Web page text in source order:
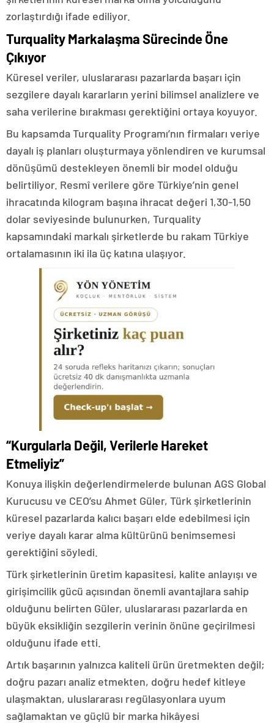
zorlaştırdığı ifade ediliyor.
Turquality Markalaşma Sürecinde Öne
Çıkıyor
Küresel veriler, uluslararası pazarlarda başarı için
sezgilere dayalı kararların yerini bilimsel analizlere ve
saha verilerine bırakması gerektiğini ortaya koyuyor.
Bu kapsamda Turquality Programı’nın firmaları veriye
dayalı iş planları oluşturmaya yönlendiren ve kurumsal
dönüşümü destekleyen önemli bir model olduğu
belirtiliyor. Resmî verilere göre Türkiye’nin genel
ihracatında kilogram başına ihracat değeri 1,30-1,50
dolar seviyesinde bulunurken, Turquality
kapsamındaki markalı şirketlerde bu rakam Türkiye
ortalamasının iki ila üç katına ulaşıyor.
“Kurgularla Değil, Verilerle Hareket
Etmeliyiz”
Konuya ilişkin değerlendirmelerde bulunan AGS Global
Kurucusu ve CEO’su Ahmet Güler, Türk şirketlerinin
küresel pazarlarda kalıcı başarı elde edebilmesi için
veriye dayalı karar alma kültürünü benimsemesi
gerektiğini söyledi.
Türk şirketlerinin üretim kapasitesi, kalite anlayışı ve
girişimcilik gücü açısından önemli avantajlara sahip
olduğunu belirten Güler, uluslararası pazarlarda en
büyük eksikliğin sezgilerin verinin önüne geçirilmesi
olduğunu ifade etti.
Artık başarının yalnızca kaliteli ürün üretmekten değil;
doğru pazarı analiz etmekten, doğru hedef kitleye
ulaşmaktan, uluslararası regülasyonlara uyum
sağlamaktan ve güçlü bir marka hikâyesi